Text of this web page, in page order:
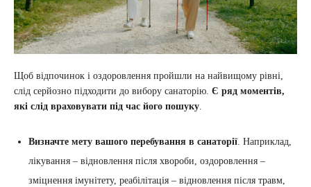
Щоб відпочинок і оздоровлення пройшли на найвищому рівні,
слід серйозно підходити до вибору санаторію. Є ряд моментів,
які слід враховувати під час його пошуку.
Визначте мету вашого перебування в санаторії. Наприклад,
лікування – відновлення після хвороби, оздоровлення –
зміцнення імунітету, реабілітація – відновлення після травм,